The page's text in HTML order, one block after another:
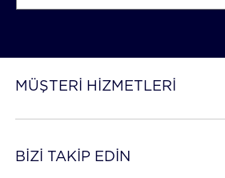
MÜŞTERİ HİZMETLERİ
BİZİ TAKİP EDİN